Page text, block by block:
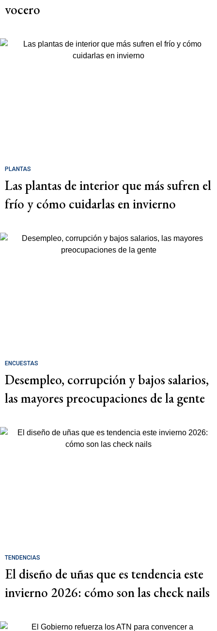
vocero
PLANTAS
Las plantas de interior que más sufren el
frío y cómo cuidarlas en invierno
ENCUESTAS
Desempleo, corrupción y bajos salarios,
las mayores preocupaciones de la gente
TENDENCIAS
El diseño de uñas que es tendencia este
invierno 2026: cómo son las check nails